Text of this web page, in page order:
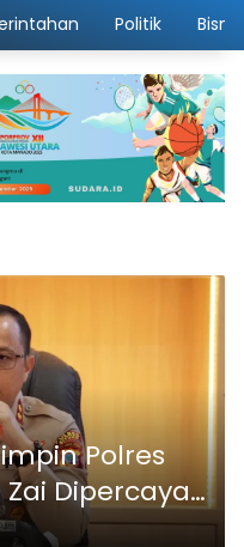
Politik
Polres
Zai Dipercaya
Ro SDM